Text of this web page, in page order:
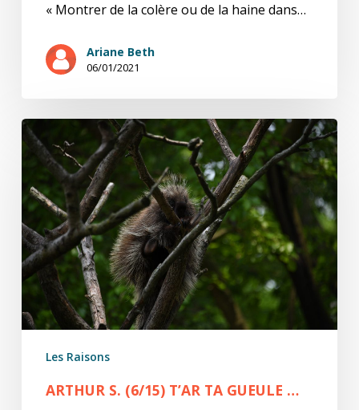
« Montrer de la colère ou de la haine dans…
Ariane Beth
06/01/2021
Arthur
(6/15)
T’ar
ta
gueule
…
Les Raisons
ARTHUR S. (6/15) T’AR TA GUEULE …